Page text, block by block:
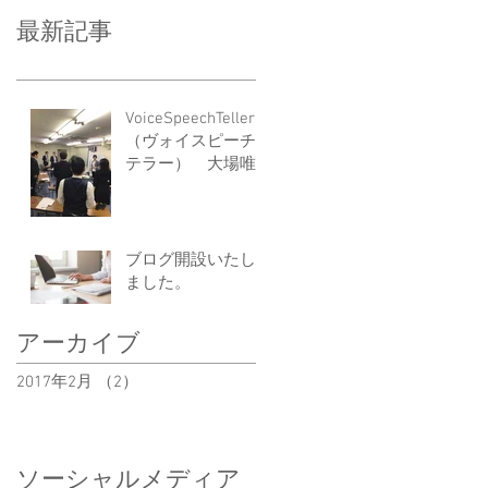
最新記事
VoiceSpeechTeller
（ヴォイスピーチ
テラー） 大場唯
ブログ開設いたし
ました。
アーカイブ
2017年2月 （2）
ソーシャルメディア